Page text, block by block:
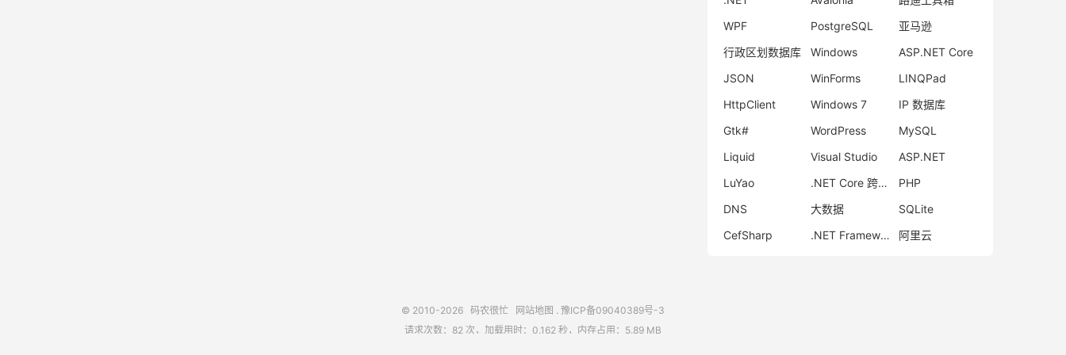
WPF
PostgreSQL
亚马逊
行政区划数据库
Windows
ASP.NET Core
JSON
WinForms
LINQPad
HttpClient
Windows 7
IP 数据库
Gtk#
WordPress
MySQL
Liquid
Visual Studio
ASP.NET
LuYao
.NET Core 跨平台 GUI 开发
PHP
DNS
大数据
SQLite
CefSharp
.NET Framework 阿里云
© 2010-2026 码农很忙 网站地图 . 豫ICP备09040389号-3
请求次数：82 次，加载用时：0.162 秒，内存占用：5.89 MB